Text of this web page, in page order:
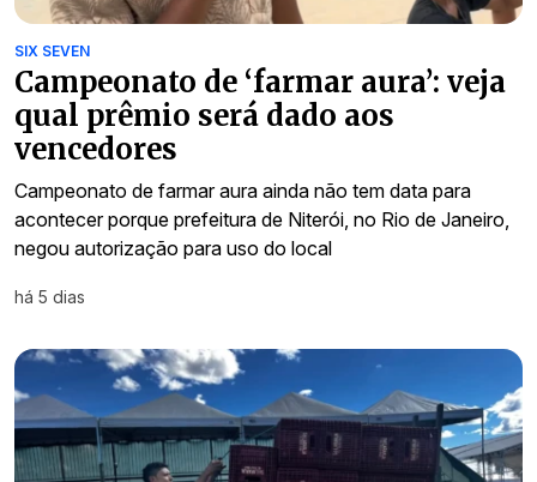
SIX SEVEN
Campeonato de ‘farmar aura’: veja
qual prêmio será dado aos
vencedores
Campeonato de farmar aura ainda não tem data para
acontecer porque prefeitura de Niterói, no Rio de Janeiro,
negou autorização para uso do local
há 5 dias